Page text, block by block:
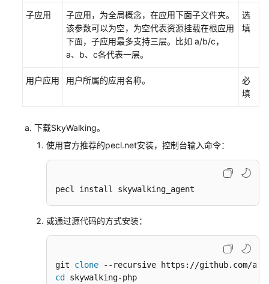
入
探
述
OpenTelemetry
以
及
子应用
子应用，为全局概念，在应用下面子文件夹。
该参数可以为空，为空代表资源挂载在根应用
下面，子应用最多支持三层。比如 a/b/c，
a、b、c各代表一层。
选
填
用户应用 用户所属的应用名称。
必
填
下载SkyWalking。
使用官方推荐的pecl.net安装，控制台输入命令：
pecl install skywalking_agent
或通过源代码的方式安装：
git clone
cd
skywalking-php